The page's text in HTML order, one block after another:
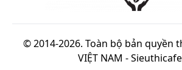
© 2014-2026. Toàn bộ bản quyền
VIỆT NAM -